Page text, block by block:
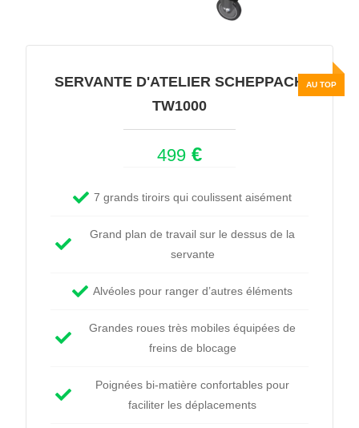
SERVANTE D'ATELIER SCHEPPACH
TW1000
499 €
7 grands tiroirs qui coulissent aisément
Grand plan de travail sur le dessus de la
servante
Alvéoles pour ranger d’autres éléments
Grandes roues très mobiles équipées de
freins de blocage
Poignées bi-matière confortables pour
faciliter les déplacements